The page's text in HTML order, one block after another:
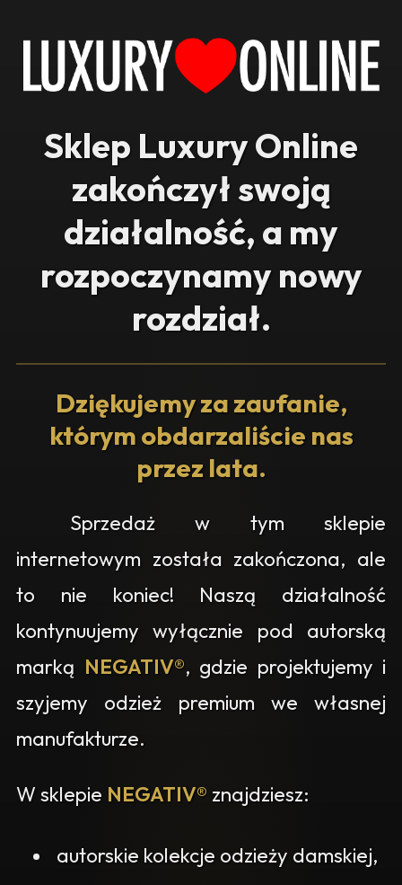
Sklep Luxury Online
zakończył swoją
działalność, a my
rozpoczynamy nowy
rozdział.
Dziękujemy za zaufanie,
którym obdarzaliście nas
przez lata.
Sprzedaż w tym sklepie
internetowym została zakończona, ale
to nie koniec! Naszą działalność
kontynuujemy wyłącznie pod autorską
marką NEGATIV®, gdzie projektujemy i
szyjemy odzież premium we własnej
manufakturze.
W sklepie NEGATIV® znajdziesz:
autorskie kolekcje odzieży damskiej,